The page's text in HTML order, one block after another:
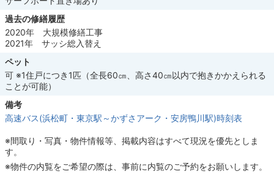
過去の修繕履歴
2020年 大規模修繕工事
2021年 サッシ総入替え
ペット
可 ※1住戸につき1匹（全長60㎝、高さ40㎝以内で抱きかかえられる
ことが可能）
備考
高速バス(浜松町・東京駅～かずさアーク・安房鴨川駅)時刻表
※間取り・写真・物件情報等、掲載内容はすべて現況を優先としま
す。
※物件の内覧をご希望の際は、事前に内覧のご予約をお願いします。